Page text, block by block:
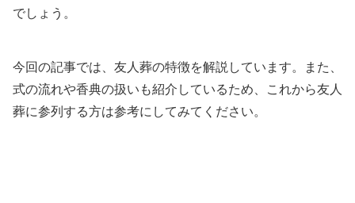
でしょう。
今回の記事では、友人葬の特徴を解説しています。また、
式の流れや香典の扱いも紹介しているため、これから友人
葬に参列する方は参考にしてみてください。